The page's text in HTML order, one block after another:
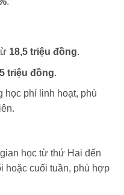
18,5 triệu đồng.
triệu đồng.
học phí linh hoạt, phù
học từ thứ Hai đến
hoặc cuối tuần, phù hợp